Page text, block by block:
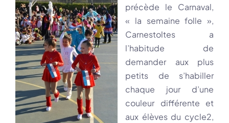
précède le Carnaval,
« la semaine folle »,
Carnestoltes a
l’habitude de
demander aux plus
petits de s’habiller
chaque jour d’une
couleur différente et
aux élèves du cycle2,